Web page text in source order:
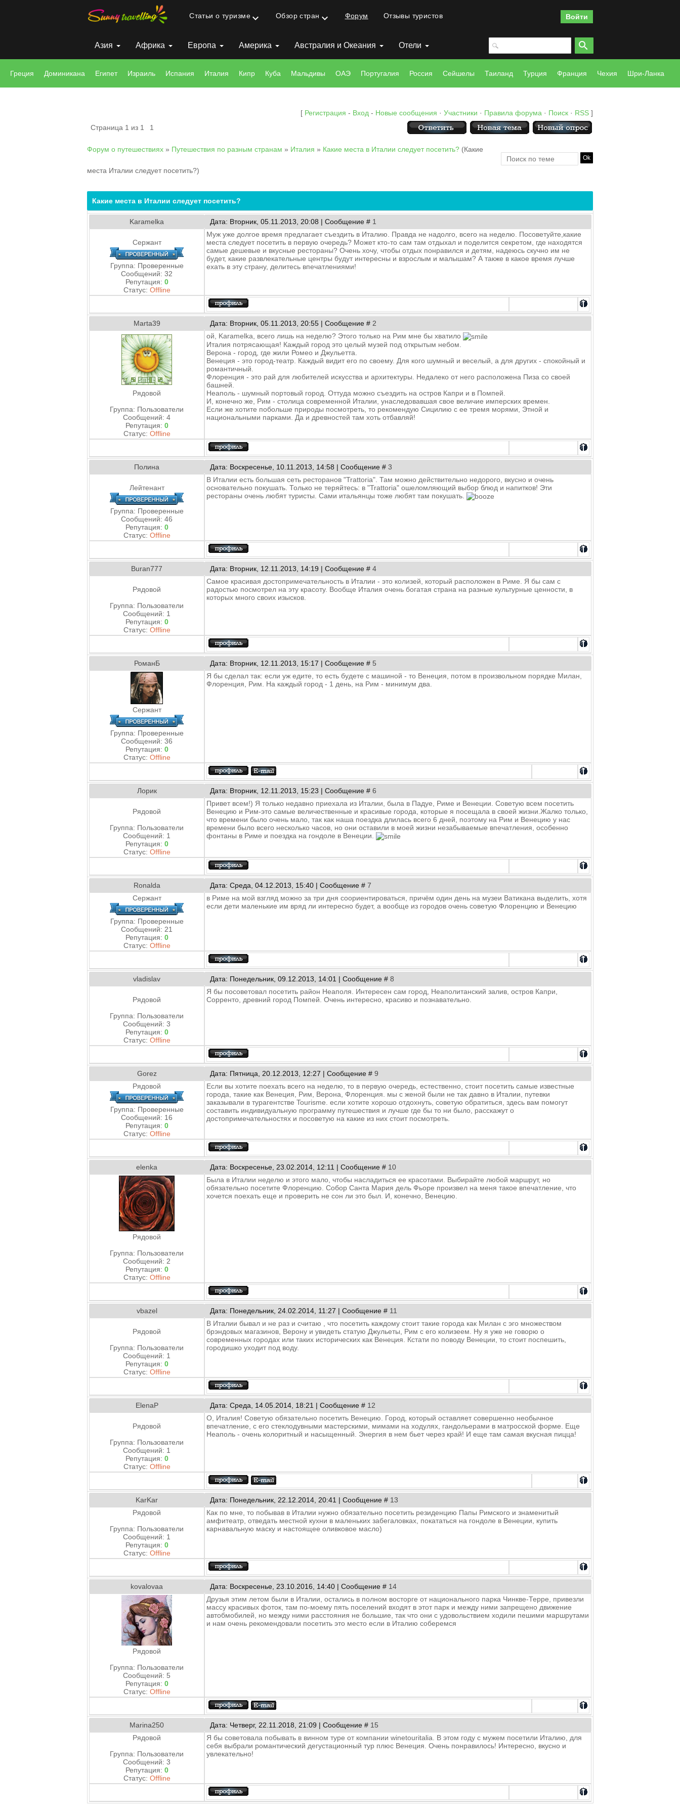
Статьи о туризмеkeyboard_arrow_down Обзор странkeyboard_arrow_down Форум Отзывы туристов Войти
Азия Африка Европа Америка Австралия и Океания Отели
Греция Доминикана Египет Израиль Испания Италия Кипр Куба Мальдивы ОАЭ Португалия Россия Сейшелы Таиланд Турция Франция Чехия Шри-Ланка
[ Регистрация - Вход - Новые сообщения · Участники · Правила форума · Поиск · RSS ]
Страница 1 из 1 1
Форум о путешествиях » Путешествия по разным странам » Италия » Какие места в Италии следует посетить? (Какие
места Италии следует посетить?)
Какие места в Италии следует посетить?
Karamelka Дата: Вторник, 05.11.2013, 20:08 | Сообщение # 1
Сержант
Группа: Проверенные
Сообщений: 32
Репутация: 0
Статус: Offline
Муж уже долгое время предлагает съездить в Италию. Правда не надолго, всего на неделю. Посоветуйте,какие
места следует посетить в первую очередь? Может кто-то сам там отдыхал и поделится секретом, где находятся
самые дешевые и вкусные рестораны? Очень хочу, чтобы отдых понравился и детям, надеюсь скучно им не
будет, какие развлекательные центры будут интересны и взрослым и малышам? А также в какое время лучше
ехать в эту страну, делитесь впечатлениями!
Marta39 Дата: Вторник, 05.11.2013, 20:55 | Сообщение # 2
Рядовой
Группа: Пользователи
Сообщений: 4
Репутация: 0
Статус: Offline
ой, Karamelka, всего лишь на неделю? Этого только на Рим мне бы хватило
Италия потрясающая! Каждый город это целый музей под открытым небом.
Верона - город, где жили Ромео и Джульетта.
Венеция - это город-театр. Каждый видит его по своему. Для кого шумный и веселый, а для других - спокойный и
романтичный.
Флоренция - это рай для любителей искусства и архитектуры. Недалеко от него расположена Пиза со своей
башней.
Неаполь - шумный портовый город. Оттуда можно съездить на остров Капри и в Помпей.
И, конечно же, Рим - столица современной Италии, унаследовавшая свое величие имперских времен.
Если же хотите побольше природы посмотреть, то рекомендую Сицилию с ее тремя морями, Этной и
национальными парками. Да и древностей там хоть отбавляй!
Полина Дата: Воскресенье, 10.11.2013, 14:58 | Сообщение # 3
Лейтенант
Группа: Проверенные
Сообщений: 46
Репутация: 0
Статус: Offline
В Италии есть большая сеть ресторанов "Trattoria". Там можно действительно недорого, вкусно и очень
основательно покушать. Только не теряйтесь: в "Trattoria" ошеломляющий выбор блюд и напитков! Эти
рестораны очень любят туристы. Сами итальянцы тоже любят там покушать.
Buran777 Дата: Вторник, 12.11.2013, 14:19 | Сообщение # 4
Рядовой
Группа: Пользователи
Сообщений: 1
Репутация: 0
Статус: Offline
Самое красивая достопримечательность в Италии - это колизей, который расположен в Риме. Я бы сам с
радостью посмотрел на эту красоту. Вообще Италия очень богатая страна на разные культурные ценности, в
которых много своих изысков.
РоманБ Дата: Вторник, 12.11.2013, 15:17 | Сообщение # 5
Сержант
Группа: Проверенные
Сообщений: 36
Репутация: 0
Статус: Offline
Я бы сделал так: если уж едите, то есть будете с машиной - то Венеция, потом в произвольном порядке Милан,
Флоренция, Рим. На каждый город - 1 день, на Рим - минимум два.
Лорик Дата: Вторник, 12.11.2013, 15:23 | Сообщение # 6
Рядовой
Группа: Пользователи
Сообщений: 1
Репутация: 0
Статус: Offline
Привет всем!) Я только недавно приехала из Италии, была в Падуе, Риме и Венеции. Советую всем посетить
Венецию и Рим-это самые величественные и красивые города, которые я посещала в своей жизни.Жалко только,
что времени было очень мало, так как наша поездка длилась всего 6 дней, поэтому на Рим и Венецию у нас
времени было всего несколько часов, но они оставили в моей жизни незабываемые впечатления, особенно
фонтаны в Риме и поездка на гондоле в Венеции.
Ronalda Дата: Среда, 04.12.2013, 15:40 | Сообщение # 7
Сержант
Группа: Проверенные
Сообщений: 21
Репутация: 0
Статус: Offline
в Риме на мой взгляд можно за три дня соориентироваться, причём один день на музеи Ватикана выделить, хотя
если дети маленькие им вряд ли интересно будет, а вообще из городов очень советую Флоренцию и Венецию
vladislav Дата: Понедельник, 09.12.2013, 14:01 | Сообщение # 8
Рядовой
Группа: Пользователи
Сообщений: 3
Репутация: 0
Статус: Offline
Я бы посоветовал посетить район Неаполя. Интересен сам город, Неаполитанский залив, остров Капри,
Сорренто, древний город Помпей. Очень интересно, красиво и познавательно.
Gorez Дата: Пятница, 20.12.2013, 12:27 | Сообщение # 9
Рядовой
Группа: Проверенные
Сообщений: 16
Репутация: 0
Статус: Offline
Если вы хотите поехать всего на неделю, то в первую очередь, естественно, стоит посетить самые известные
города, такие как Венеция, Рим, Верона, Флоренция. мы с женой были не так давно в Италии, путевки
заказывали в турагентстве Tourisme. если хотите хорошо отдохнуть, советую обратиться, здесь вам помогут
составить индивидуальную программу путешествия и лучше где бы то ни было, расскажут о
достопримечательностях и посоветую на какие из них стоит посмотреть.
elenka Дата: Воскресенье, 23.02.2014, 12:11 | Сообщение # 10
Рядовой
Группа: Пользователи
Сообщений: 2
Репутация: 0
Статус: Offline
Была в Италии неделю и этого мало, чтобы насладиться ее красотами. Выбирайте любой маршрут, но
обязательно посетите Флоренцию. Собор Санта Мария дель Фьоре произвел на меня такое впечатление, что
хочется поехать еще и проверить не сон ли это был. И, конечно, Венецию.
vbazel Дата: Понедельник, 24.02.2014, 11:27 | Сообщение # 11
Рядовой
Группа: Пользователи
Сообщений: 1
Репутация: 0
Статус: Offline
В Италии бывал и не раз и считаю , что посетить каждому стоит такие города как Милан с эго множеством
брэндовых магазинов, Верону и увидеть статую Джульеты, Рим с его колизеем. Ну я уже не говорю о
современных городах или таких исторических как Венеция. Кстати по поводу Венеции, то стоит поспешить,
городишко уходит под воду.
ElenaP Дата: Среда, 14.05.2014, 18:21 | Сообщение # 12
Рядовой
Группа: Пользователи
Сообщений: 1
Репутация: 0
Статус: Offline
О, Италия! Советую обязательно посетить Венецию. Город, который оставляет совершенно необычное
впечатление, с его стеклодувными мастерскими, мимами на ходулях, гандольерами в матросской форме. Еще
Неаполь - очень колоритный и насыщенный. Энергия в нем бьет через край! И еще там самая вкусная пицца!
KarKar Дата: Понедельник, 22.12.2014, 20:41 | Сообщение # 13
Рядовой
Группа: Пользователи
Сообщений: 1
Репутация: 0
Статус: Offline
Как по мне, то побывав в Италии нужно обязательно посетить резиденцию Папы Римского и знаменитый
амфитеатр, отведать местной кухни в маленьких забегаловках, покататься на гондоле в Венеции, купить
карнавальную маску и настоящее оливковое масло)
kovalovaa Дата: Воскресенье, 23.10.2016, 14:40 | Сообщение # 14
Рядовой
Группа: Пользователи
Сообщений: 5
Репутация: 0
Статус: Offline
Друзья этим летом были в Италии, остались в полном восторге от национального парка Чинкве-Терре, привезли
массу красивых фоток, там по-моему пять поселений входят в этот парк и между ними запрещено движение
автобмобилей, но между ними расстояния не большие, так что они с удовольствием ходили пешими маршрутами
и нам очень рекомендовали посетить это место если в Италию соберемся
Marina250 Дата: Четверг, 22.11.2018, 21:09 | Сообщение # 15
Рядовой
Группа: Пользователи
Сообщений: 3
Репутация: 0
Статус: Offline
Я бы советовала побывать в винном туре от компании winetouritalia. В этом году с мужем посетили Италию, для
себя выбрали романтический дегустационный тур плюс Венеция. Очень понравилось! Интересно, вкусно и
увлекательно!